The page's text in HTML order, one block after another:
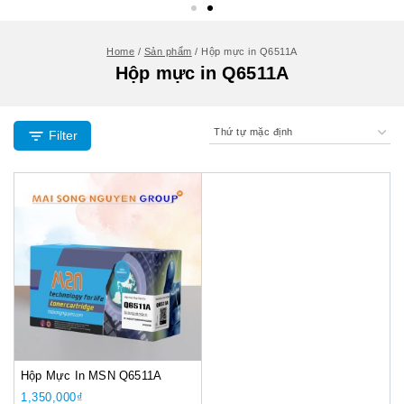
Home / Sản phẩm / Hộp mực in Q6511A
Hộp mực in Q6511A
Filter
Hộp Mực In MSN Q6511A
1,350,000₫